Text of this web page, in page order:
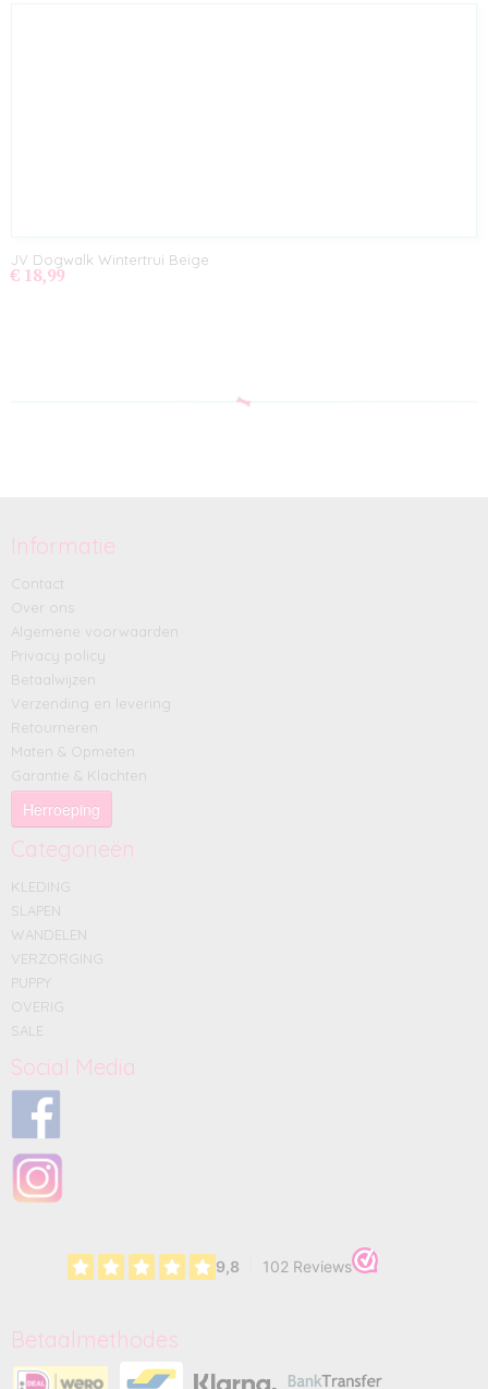
JV Dogwalk Wintertrui Beige
€ 18,99
Informatie
Contact
Over ons
Algemene voorwaarden
Privacy policy
Betaalwijzen
Verzending en levering
Retourneren
Maten & Opmeten
Garantie & Klachten
Herroeping
Categorieën
KLEDING
SLAPEN
WANDELEN
VERZORGING
PUPPY
OVERIG
SALE
Social Media
Betaalmethodes